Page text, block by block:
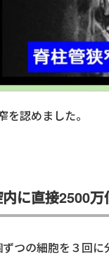
を認めました。
に直接2500
つの細胞を３回に